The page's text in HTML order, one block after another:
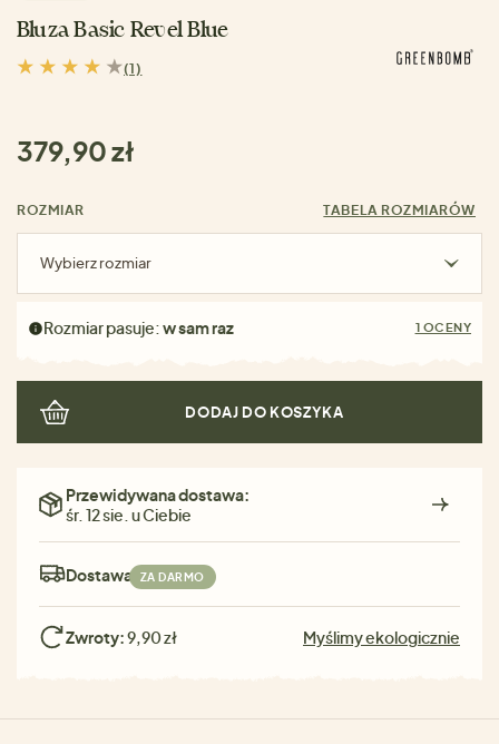
Bluza Basic Revel Blue
(1)
379,90 zł
ROZMIAR TABELA ROZMIARÓW
Wybierz rozmiar
Rozmiar pasuje:w sam raz 1 OCENY
DODAJ DO KOSZYKA
Przewidywana dostawa:
śr. 12 sie. u Ciebie
Dostawa: ZA DARMO
Zwroty:9,90 zł Myślimy ekologicznie